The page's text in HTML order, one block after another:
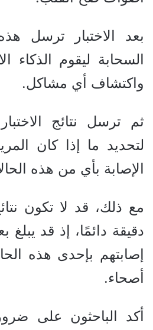
بعد الاختبار ترسل
السحابة ليقوم الذكاء
واكتشاف أي مشاكل.
ثم ترسل نتائج
لتحديد ما إذا كان
الإصابة بأي من هذه
مع ذلك، قد لا تكون
دقيقة دائمًا، إذ قد
إصابتهم بإحدى هذه
أصحاء.
أكد الباحثون على